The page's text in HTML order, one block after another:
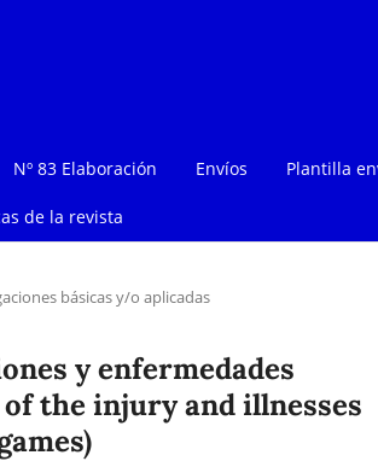
Nº 83 Elaboración Envíos Plantilla
de la revista
básicas y/o aplicadas
y enfermedades
the injury and illnesses